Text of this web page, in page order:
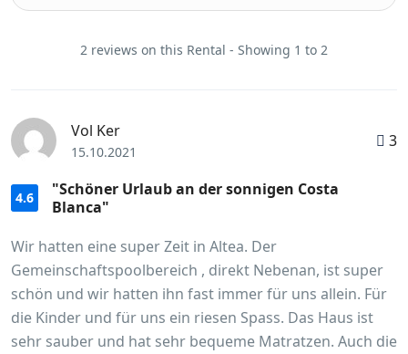
2 reviews on this Rental - Showing 1 to 2
Vol Ker
15.10.2021
3
4.6
"Schöner Urlaub an der sonnigen Costa
Blanca"
Wir hatten eine super Zeit in Altea. Der
Gemeinschaftspoolbereich , direkt Nebenan, ist super
schön und wir hatten ihn fast immer für uns allein. Für
die Kinder und für uns ein riesen Spass. Das Haus ist
sehr sauber und hat sehr bequeme Matratzen. Auch die